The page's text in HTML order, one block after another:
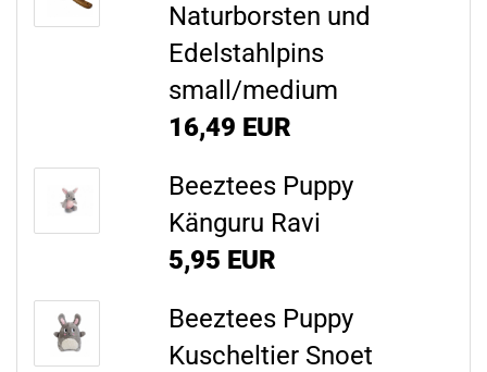
Naturborsten und
Edelstahlpins
small/medium
16,49 EUR
Beeztees Puppy
Känguru Ravi
5,95 EUR
Beeztees Puppy
Kuscheltier Snoet